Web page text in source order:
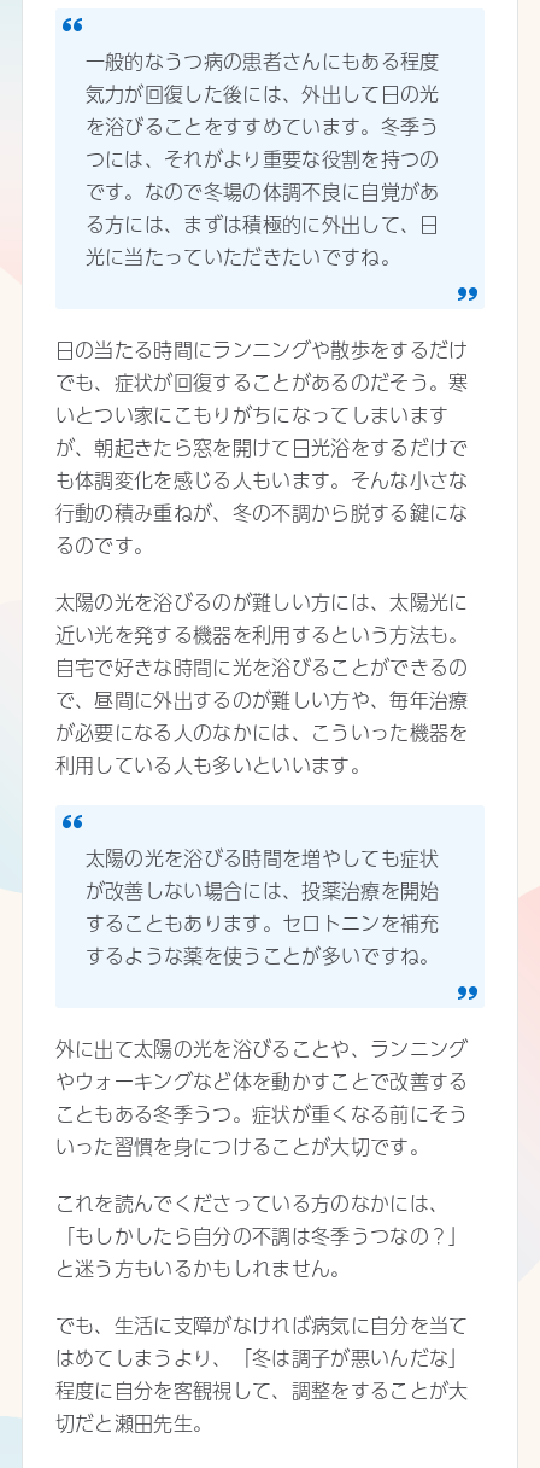
一般的なうつ病の患者さんにもある程度
気力が回復した後には、外出して日の光
を浴びることをすすめています。冬季う
つには、それがより重要な役割を持つの
です。なので冬場の体調不良に自覚があ
る方には、まずは積極的に外出して、日
光に当たっていただきたいですね。
日の当たる時間にランニングや散歩をするだけ
でも、症状が回復することがあるのだそう。寒
いとつい家にこもりがちになってしまいます
が、朝起きたら窓を開けて日光浴をするだけで
も体調変化を感じる人もいます。そんな小さな
行動の積み重ねが、冬の不調から脱する鍵にな
るのです。
太陽の光を浴びるのが難しい方には、太陽光に
近い光を発する機器を利用するという方法も。
自宅で好きな時間に光を浴びることができるの
で、昼間に外出するのが難しい方や、毎年治療
が必要になる人のなかには、こういった機器を
利用している人も多いといいます。
太陽の光を浴びる時間を増やしても症状
が改善しない場合には、投薬治療を開始
することもあります。セロトニンを補充
するような薬を使うことが多いですね。
外に出て太陽の光を浴びることや、ランニング
やウォーキングなど体を動かすことで改善する
こともある冬季うつ。症状が重くなる前にそう
いった習慣を身につけることが大切です。
これを読んでくださっている方のなかには、
「もしかしたら自分の不調は冬季うつなの？」
と迷う方もいるかもしれません。
でも、生活に支障がなければ病気に自分を当て
はめてしまうより、「冬は調子が悪いんだな」
程度に自分を客観視して、調整をすることが大
切だと瀬田先生。